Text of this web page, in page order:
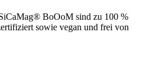
BoOoM sind zu 100 %
sowie vegan und frei von